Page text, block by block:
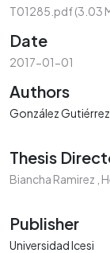
T01285.pdf(3.03
Date
2017-01-01
Authors
González
Thesis
Biancha Ramirez ,
Publisher
Universidad Icesi